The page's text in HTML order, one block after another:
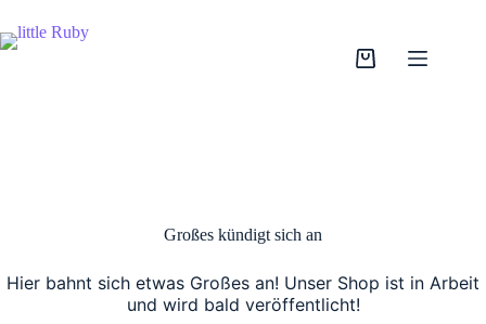
Inhalt
springen
Warenkorb
Großes kündigt sich an
Hier bahnt sich etwas Großes an! Unser Shop ist in Arbeit
und wird bald veröffentlicht!